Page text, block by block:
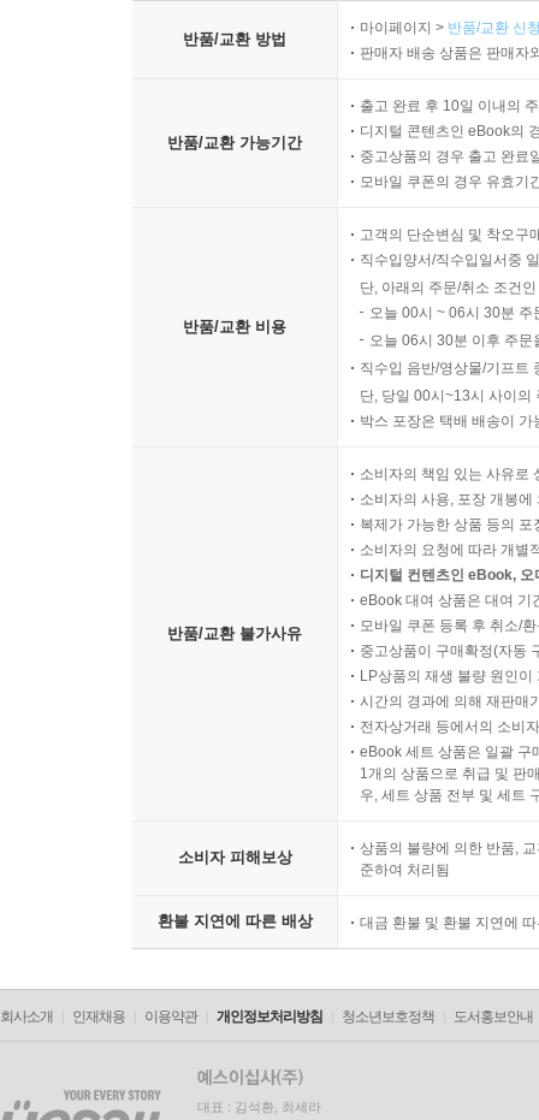
반품/교환 방법
마이페이지 > 반품/교환 신
판매자 배송 상품은 판매자
반품/교환 가능기간
출고 완료 후 10일 이내의
디지털 콘텐츠인 eBook의
중고상품의 경우 출고 완료
모바일 쿠폰의 경우 유효기
반품/교환 비용
고객의 단순변심 및 착오구
직수입양서/직수입일서중
단, 아래의 주문/취소 조건
오늘 00시 ~ 06시 30분
오늘 06시 30분 이후 주
직수입 음반/영상물/기프트
단, 당일 00시~13시 사이의
박스 포장은 택배 배송이
반품/교환 불가사유
소비자의 책임 있는 사유로
소비자의 사용, 포장 개봉
복제가 가능한 상품 등의
소비자의 요청에 따라 개별
디지털 컨텐츠인 eBook,
eBook 대여 상품은 대여 기
모바일 쿠폰 등록 후 취소/
중고상품이 구매확정(자동
LP상품의 재생 불량 원인
시간의 경과에 의해 재판매
전자상거래 등에서의 소비
eBook 세트 상품은 일괄 구
1개의 상품으로 취급 및 판
우, 세트 상품 전부 및 세트
소비자 피해보상
상품의 불량에 의한 반품,
준하여 처리됨
환불 지연에 따른 배상 대금 환불 및 환불 지연에
회사소개 인재채용 이용약관 개인정보처리방침 청소년보호정책 도서홍보안내
대표 : 김석환, 최세라